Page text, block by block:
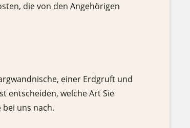
die von den Angehörigen
einer Erdgruft und
entscheiden, welche Art Sie
uns nach.